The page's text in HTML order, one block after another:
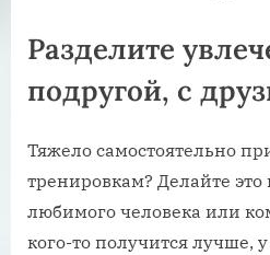
Разделите
подругой, с
Тяжело самостоятельно
тренировкам? Делайте
любимого человека или
кого-то получится лучше,